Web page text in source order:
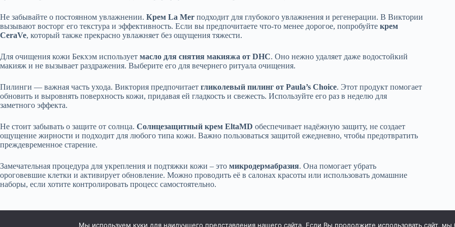
Не забывайте о постоянном увлажнении. Крем La Mer подходит для глубокого увлажнения и регенерации. В Виктории
вызывают восторг его текстура и эффективность. Если вы предпочитаете что-то менее дорогое, попробуйте крем
CeraVe, который также прекрасно увлажняет без ощущения тяжести.
Для очищения кожи Бекхэм использует масло для снятия макияжа от DHC. Оно нежно удаляет даже водостойкий
макияж и не вызывает раздражения. Выберите его для вечернего ритуала очищения.
Пилинги — важная часть ухода. Виктория предпочитает гликолевый пилинг от Paula’s Choice. Этот продукт помогает
обновить и выровнять поверхность кожи, придавая ей гладкость и свежесть. Используйте его раз в неделю для
заметного эффекта.
Не стоит забывать о защите от солнца. Солнцезащитный крем EltaMD обеспечивает надёжную защиту, не создает
ощущение жирности и подходит для любого типа кожи. Важно пользоваться защитой ежедневно, чтобы предотвратить
преждевременное старение.
Замечательная процедура для укрепления и подтяжки кожи – это микродермабразия. Она помогает убрать
ороговевшие клетки и активирует обновление. Можно проводить её в салонах красоты или использовать домашние
наборы, если хотите контролировать процесс самостоятельно.
Мы используем куки для наилучшего представления нашего сайта. Если Вы продолжите использовать сайт, мы